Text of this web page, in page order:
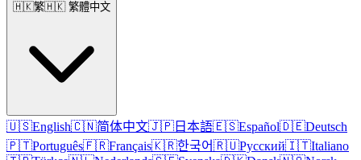
🇭🇰繁🇭🇰 繁體中文
🇺🇸English🇨🇳简体中文🇯🇵 日本語🇪🇸Español🇩🇪Deutsch
🇵🇹Português🇫🇷Français🇰🇷한국어🇷🇺Русский🇮🇹Italiano